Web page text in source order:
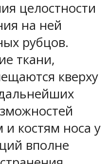
целостности
на ней
рубцов.
ткани,
кверху
костям носа у
вполне